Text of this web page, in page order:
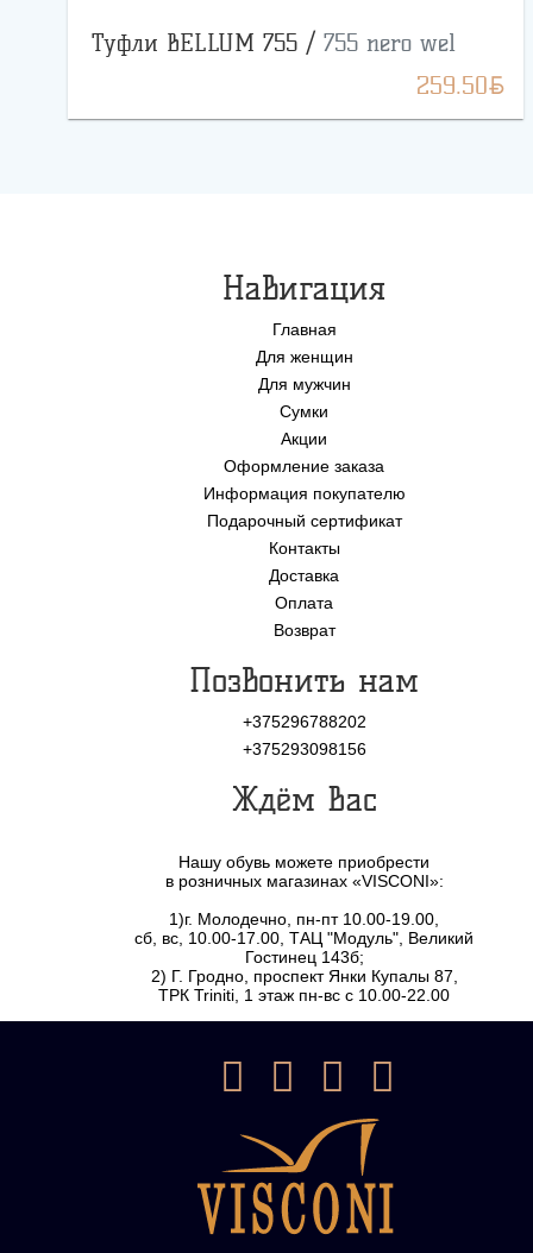
Туфли BELLUM 755 / 755 nero wel
259.50BYN
Навигация
Главная
Для женщин
Для мужчин
Сумки
Акции
Оформление заказа
Информация покупателю
Подарочный сертификат
Контакты
Доставка
Оплата
Возврат
Позвонить нам
+375296788202
+375293098156
Ждём Вас
Нашу обувь можете приобрести
в розничных магазинах «VISCONI»:
1)г. Молодечно, пн-пт 10.00-19.00,
сб, вс, 10.00-17.00, ТАЦ "Модуль", Великий
Гостинец 143б;
2) Г. Гродно, проспект Янки Купалы 87,
ТРК Triniti, 1 этаж пн-вс с 10.00-22.00